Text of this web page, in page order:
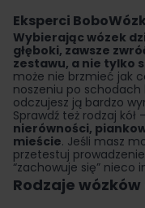
Eksperci
Wybierając wózek
głęboki, zawsze
zestawu, a nie tylko
może nie brzmieć jak
noszeniu po schodach
odczujesz ją bardzo
Sprawdź też rodzaj kół –
nierówności,
mieście. Jeśli masz
przetestuj
“zachowuje się” nieco
Rodzaje